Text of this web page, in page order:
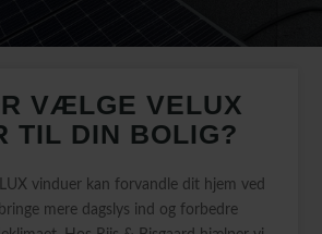
VÆLGE VELUX
TIL DIN BOLIG?
vinduer kan forvandle dit hjem ved
mere dagslys ind og forbedre